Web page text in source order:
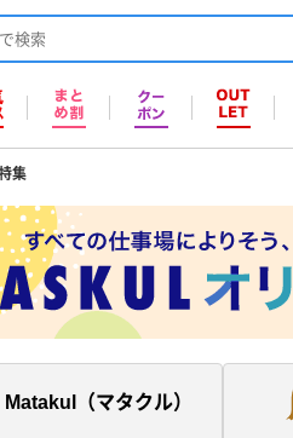
集
Matakul（マタクル）